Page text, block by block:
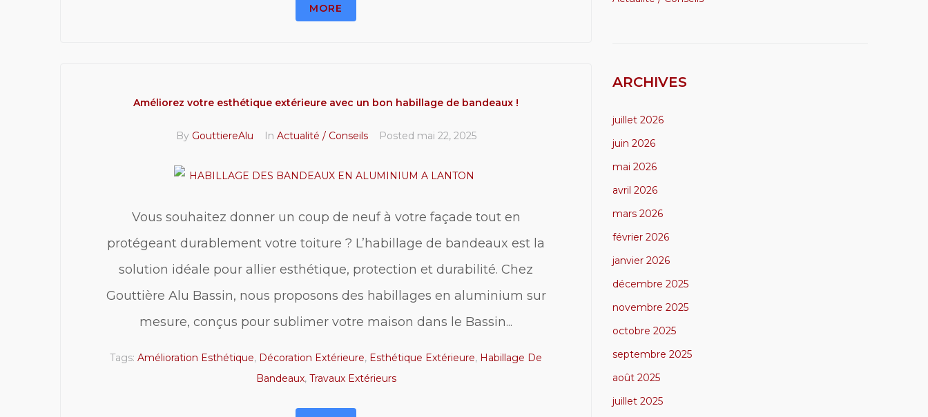
MORE
Améliorez votre esthétique extérieure avec un bon habillage de bandeaux !
By GouttiereAlu In Actualité / Conseils Posted mai 22, 2025
Vous souhaitez donner un coup de neuf à votre façade tout en
protégeant durablement votre toiture ? L’habillage de bandeaux est la
solution idéale pour allier esthétique, protection et durabilité. Chez
Gouttière Alu Bassin, nous proposons des habillages en aluminium sur
mesure, conçus pour sublimer votre maison dans le Bassin...
Tags: Amélioration Esthétique, Décoration Extérieure, Esthétique Extérieure, Habillage De
Bandeaux, Travaux Extérieurs
ARCHIVES
juillet 2026
juin 2026
mai 2026
avril 2026
mars 2026
février 2026
janvier 2026
décembre 2025
novembre 2025
octobre 2025
septembre 2025
août 2025
juillet 2025